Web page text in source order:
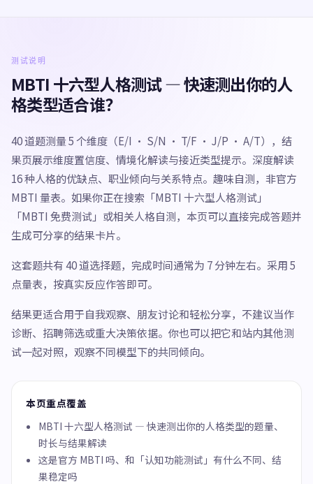
测试说明
MBTI 十六型人格测试 — 快速测出你的人
格类型适合谁？
40 道题测量 5 个维度（E/I · S/N · T/F · J/P · A/T），结
果页展示维度置信度、情境化解读与接近类型提示。深度解读
16 种人格的优缺点、职业倾向与关系特点。趣味自测，非官方
MBTI 量表。如果你正在搜索「MBTI 十六型人格测试」
「MBTI 免费测试」或相关人格自测，本页可以直接完成答题并
生成可分享的结果卡片。
这套题共有 40 道选择题，完成时间通常为 7 分钟左右。采用 5
点量表，按真实反应作答即可。
结果更适合用于自我观察、朋友讨论和轻松分享，不建议当作
诊断、招聘筛选或重大决策依据。你也可以把它和站内其他测
试一起对照，观察不同模型下的共同倾向。
本页重点覆盖
MBTI 十六型人格测试 — 快速测出你的人格类型的题量、
时长与结果解读
这是官方 MBTI 吗、和「认知功能测试」有什么不同、结
果稳定吗